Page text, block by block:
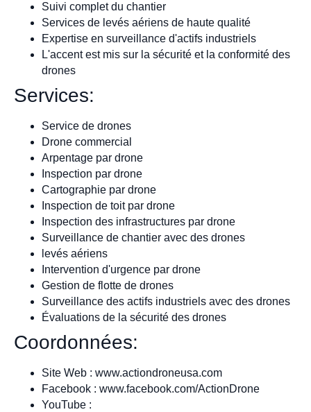
Suivi complet du chantier
Services de levés aériens de haute qualité
Expertise en surveillance d'actifs industriels
L'accent est mis sur la sécurité et la conformité des
drones
Services:
Service de drones
Drone commercial
Arpentage par drone
Inspection par drone
Cartographie par drone
Inspection de toit par drone
Inspection des infrastructures par drone
Surveillance de chantier avec des drones
levés aériens
Intervention d'urgence par drone
Gestion de flotte de drones
Surveillance des actifs industriels avec des drones
Évaluations de la sécurité des drones
Coordonnées:
Site Web : www.actiondroneusa.com
Facebook : www.facebook.com/ActionDrone
YouTube :